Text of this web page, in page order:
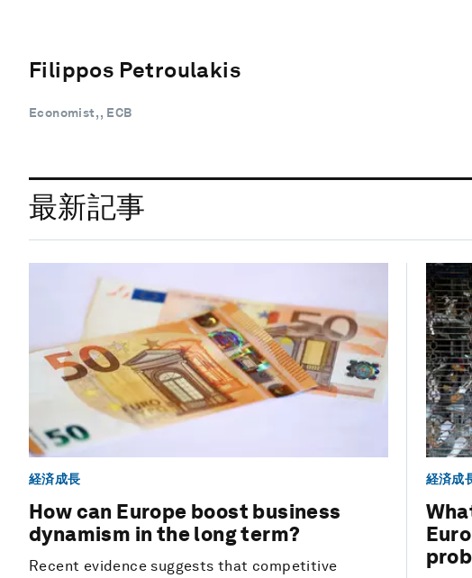
Filippos Petroulakis
Economist, , ECB
最新記事
経済成長
How can Europe boost business
dynamism in the long term?
Recent evidence suggests that competitive
経済成